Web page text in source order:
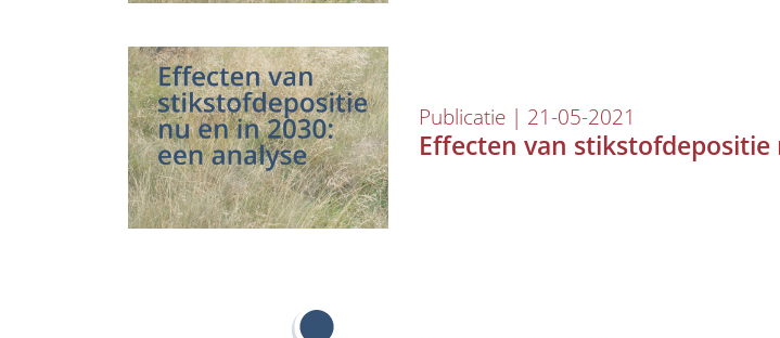
Publicatie | 21-05-2021
Effecten van stikstofdepositie